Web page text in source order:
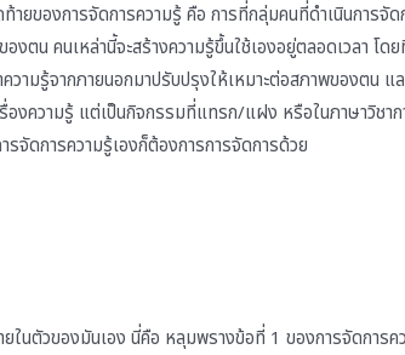
ของการจัดการความรู้ คือ การที่กลุ่มคนที่ดำเนินการจัด
ตน คนเหล่านี้จะสร้างความรู้ขึ้นใช้เองอยู่ตลอดเวลา โด
วามรู้จากภายนอกมาปรับปรุงให้เหมาะต่อสภาพของตน แ
องความรู้ แต่เป็นกิจกรรมที่แทรก/แฝง หรือในภาษาวิชาก
จัดการความรู้เองก็ต้องการการจัดการด้วย
ในตัวของมันเอง นี่คือ หลุมพรางข้อที่ 1 ของการจัดการค